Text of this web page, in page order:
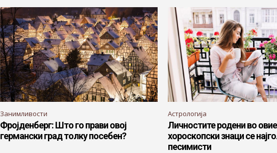
Занимливости
Фројденберг: Што го прави овој
германски град толку посебен?
Астрологија
Личностите родени во овие
хороскопски знаци се
песимисти